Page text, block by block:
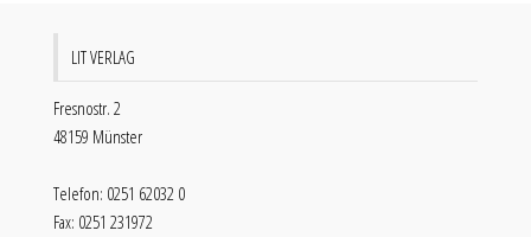
LIT VERLAG
Fresnostr. 2
48159 Münster
Telefon: 0251 62032 0
Fax: 0251 231972